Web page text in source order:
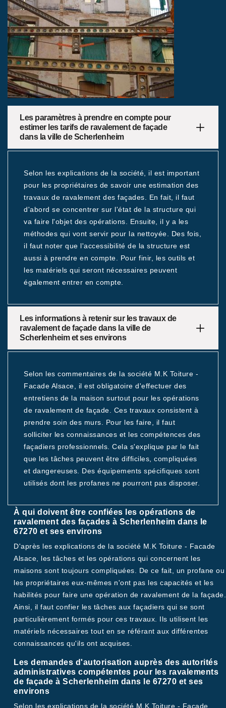
Les paramètres à prendre en compte pour
estimer les tarifs de ravalement de façade
dans la ville de Scherlenheim
Selon les explications de la société, il est important
pour les propriétaires de savoir une estimation des
travaux de ravalement des façades. En fait, il faut
d'abord se concentrer sur l'état de la structure qui
va faire l'objet des opérations. Ensuite, il y a les
méthodes qui vont servir pour la nettoyée. Des fois,
il faut noter que l'accessibilité de la structure est
aussi à prendre en compte. Pour finir, les outils et
les matériels qui seront nécessaires peuvent
également entrer en compte.
Les informations à retenir sur les travaux de
ravalement de façade dans la ville de
Scherlenheim et ses environs
Selon les commentaires de la société M.K Toiture -
Facade Alsace, il est obligatoire d'effectuer des
entretiens de la maison surtout pour les opérations
de ravalement de façade. Ces travaux consistent à
prendre soin des murs. Pour les faire, il faut
solliciter les connaissances et les compétences des
façadiers professionnels. Cela s'explique par le fait
que les tâches peuvent être difficiles, compliquées
et dangereuses. Des équipements spécifiques sont
utilisés dont les profanes ne pourront pas disposer.
À qui doivent être confiées les opérations de
ravalement des façades à Scherlenheim dans le
67270 et ses environs
D'après les explications de la société M.K Toiture - Facade
Alsace, les tâches et les opérations qui concernent les
maisons sont toujours compliquées. De ce fait, un profane ou
les propriétaires eux-mêmes n'ont pas les capacités et les
habilités pour faire une opération de ravalement de la façade.
Ainsi, il faut confier les tâches aux façadiers qui se sont
particulièrement formés pour ces travaux. Ils utilisent les
matériels nécessaires tout en se référant aux différentes
connaissances qu'ils ont acquises.
Les demandes d'autorisation auprès des autorités
administratives compétentes pour les ravalements
de façade à Scherlenheim dans le 67270 et ses
environs
Selon les explications de la société M.K Toiture - Facade